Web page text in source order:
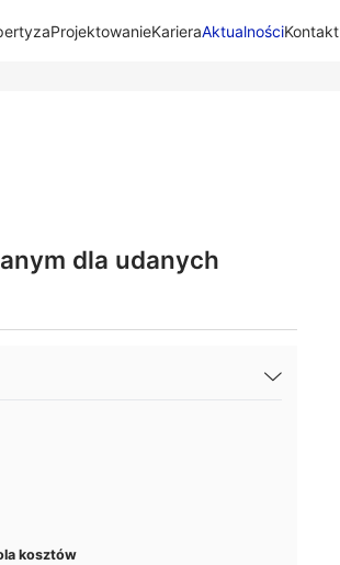
ProjektowanieKarieraAktualnościKontakt​
dla udanych
kosztów